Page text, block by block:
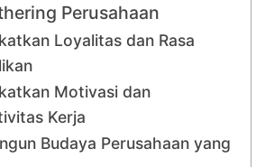
Perusahaan
Loyalitas dan Rasa
Motivasi dan
Kerja
Budaya Perusahaan yang